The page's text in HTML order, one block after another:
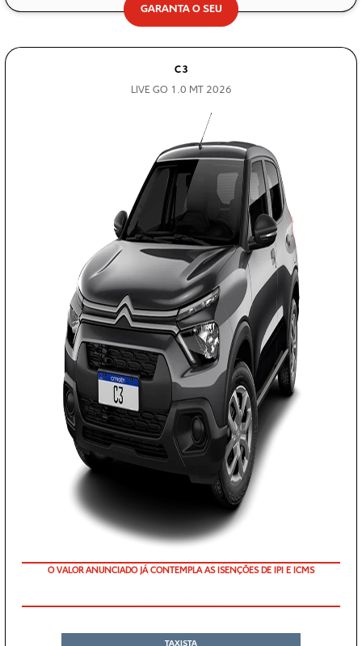
GARANTA O SEU
C3
LIVE GO 1.0 MT 2026
O VALOR ANUNCIADO JÁ CONTEMPLA AS ISENÇÕES DE IPI E ICMS
TAXISTA